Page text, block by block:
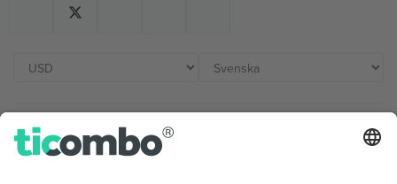
Kontor och support